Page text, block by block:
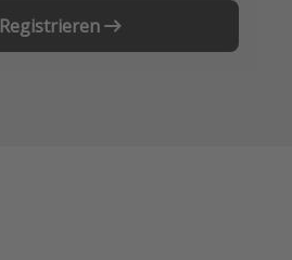
Registrieren